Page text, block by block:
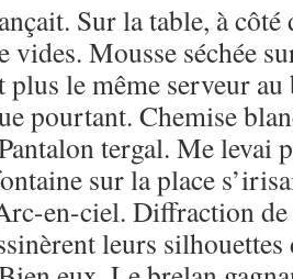
Sur la table, à côté
vides. Mousse séchée
plus le même serveur
pourtant. Chemise
tergal. Me levai
sur la place
en-ciel. Diffraction
leurs